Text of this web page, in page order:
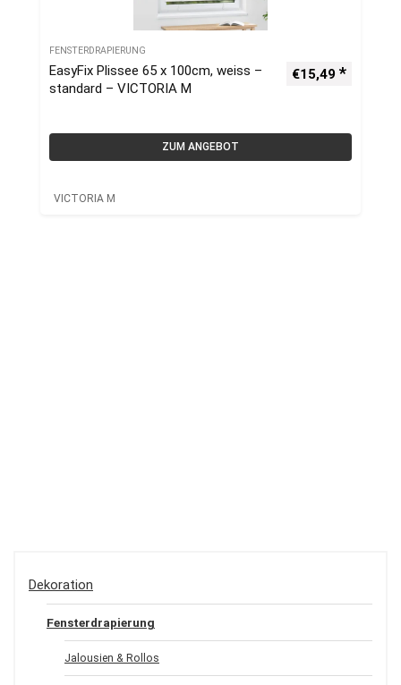
FENSTERDRAPIERUNG
EasyFix Plissee 65 x 100cm, weiss –
standard – VICTORIA M
€15,49
ZUM ANGEBOT
VICTORIA M
Dekoration
Fensterdrapierung
Jalousien & Rollos